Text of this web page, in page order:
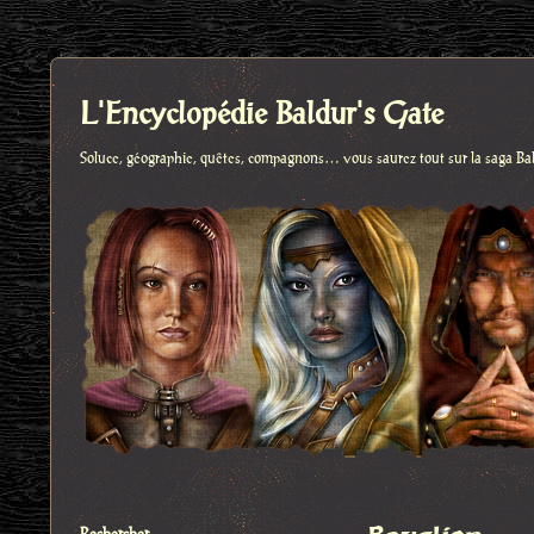
L'Encyclopédie Baldur's Gate
Soluce, géographie, quêtes, compagnons… vous saurez tout sur la saga